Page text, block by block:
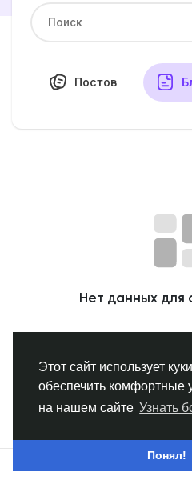
Этот сайт использует
обеспечить комфортные
на нашем сайте Узнать
Понял!
Смотреть Базар
Популярные посты
Найти сообщения
Постов
Нет данных для